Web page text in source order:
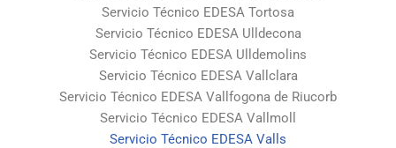
Servicio Técnico EDESA Tortosa
Servicio Técnico EDESA Ulldecona
Servicio Técnico EDESA Ulldemolins
Servicio Técnico EDESA Vallclara
Servicio Técnico EDESA Vallfogona de Riucorb
Servicio Técnico EDESA Vallmoll
Servicio Técnico EDESA Valls